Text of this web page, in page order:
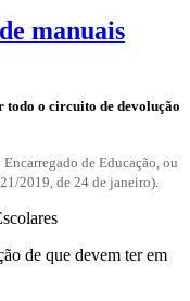
manuais
todo o circuito de devolução
de Educação, ou
2019, de 24 de janeiro).
de que devem ter em